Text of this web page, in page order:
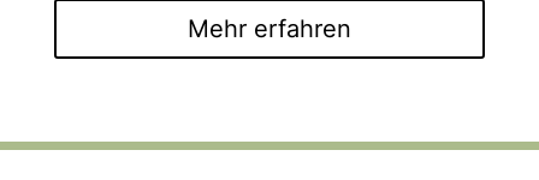
Mehr erfahren